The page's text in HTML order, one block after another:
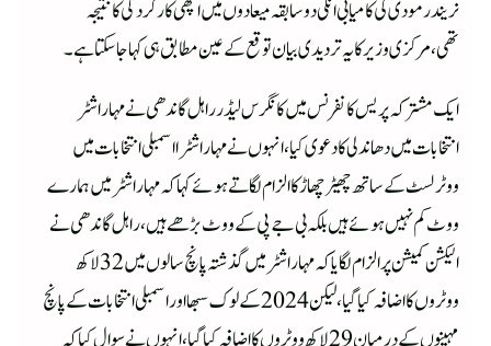
نریندر مودی کی کا میابی انکی دو سابقہ میعادوں میں اچھی کارکردگی کا نتیجہ
تھی،مرکزی وزیر کا یہ تردیدی بیان توقع کے عین مطابق ہی کہاجاسکتاہے۔
ایک مشترکہ پریس کانفرنس میں کانگرس لیڈر راہل گاندھی نے مہاراشٹر
انتخابات میں دھاندلی کا دعوی کیا،انہوں نے مہاراشٹرا اسمبلی انتخابات میں
ووٹرلسٹ کے ساتھ چھیڑ چھاڑ کا الزام لگاتے ہوئے کہا کہ مہاراشٹر میں ہمارے
ووٹ کم نہیں ہوئے ہیں بلکہ بی جے پی کے ووٹ بڑھے ہیں،راہل گاندھی نے
الیکشن کمیشن پر الزام لگایا کہ مہاراشٹر میں گذشتہ پانچ سالوں میں 32 لاکھ
ووٹروں کا اضافہ کیا گیا،لیکن 2024 کے لوک سبھا اوراسمبلی انتخابات کے پانچ